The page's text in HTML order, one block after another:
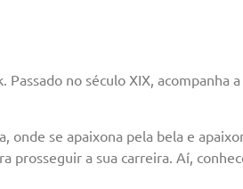
no século XIX, acompanha
se apaixona pela bela e
prosseguir a sua carreira. Aí,